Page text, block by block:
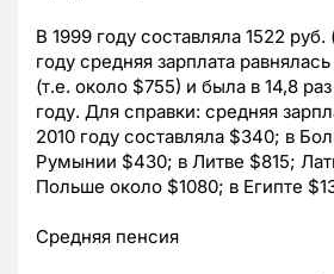
В 1999 году составляла 1522
году средняя зарплата
(т.е. около $755) и была в 14,8
году. Для справки: средняя
2010 году составляла $340; в
Румынии $430; в Литве $815;
Польше около $1080; в Египте
Средняя пенсия